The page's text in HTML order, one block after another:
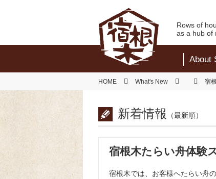
Rows of
as a hub of
About
HOME What's New 宿
新着情報 （最新順）
宿根木たらい舟体験
宿根木では、お客様へたらい舟